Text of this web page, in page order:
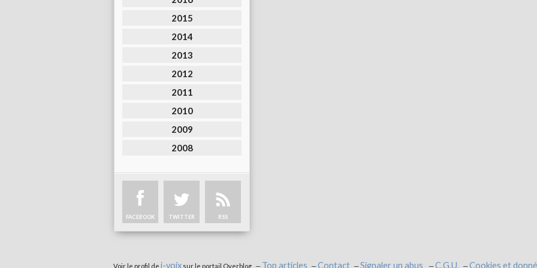
2015
2014
2013
2012
2011
2010
2009
2008
FACEBOOK TWITTER RSS
Voir le profil de i-voixsur le portail Overblog Top articles Contact Signaler un abus C.G.U. Cookies et